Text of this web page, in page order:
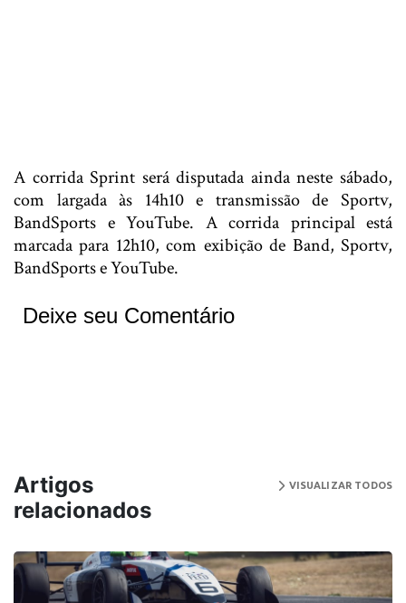
A corrida Sprint será disputada ainda neste sábado,
com largada às 14h10 e transmissão de Sportv,
BandSports e YouTube. A corrida principal está
marcada para 12h10, com exibição de Band, Sportv,
BandSports e YouTube.
Deixe seu Comentário
Artigos
relacionados
VISUALIZAR TODOS